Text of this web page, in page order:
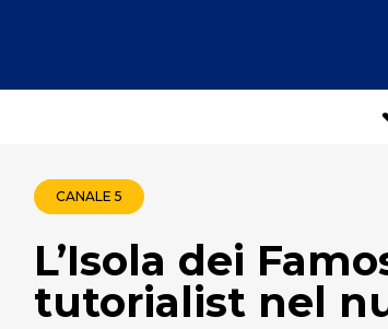
CANALE 5
L’Isola dei
tutorialist nel